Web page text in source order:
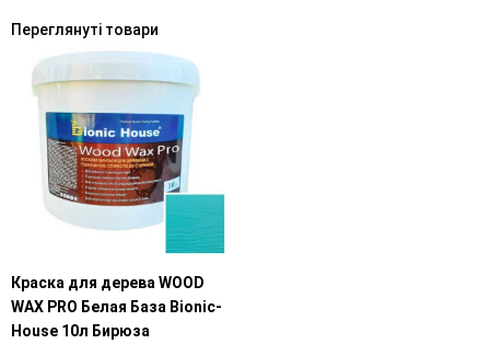
Переглянуті товари
Краска для дерева WOOD
WAX PRO Белая База Bionic-
House 10л Бирюза